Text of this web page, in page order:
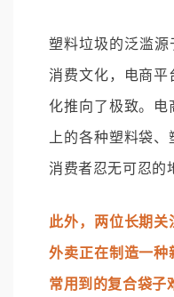
塑料垃圾的泛滥源
消费文化，电商平
化推向了极致。
上的各种塑料袋
消费者忍无可忍的
此外，两位长期关
外卖正在制造一种
常用到的复合袋子